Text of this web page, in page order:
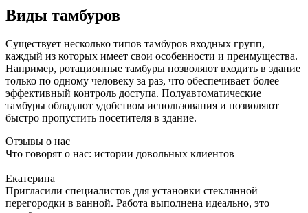
Виды тамбуров
Существует несколько типов тамбуров входных групп,
каждый из которых имеет свои особенности и преимущества.
Например, ротационные тамбуры позволяют входить в здание
только по одному человеку за раз, что обеспечивает более
эффективный контроль доступа. Полуавтоматические
тамбуры обладают удобством использования и позволяют
быстро пропустить посетителя в здание.
Отзывы о нас
Что говорят о нас: истории довольных клиентов
Екатерина
Пригласили специалистов для установки стеклянной
перегородки в ванной. Работа выполнена идеально, это